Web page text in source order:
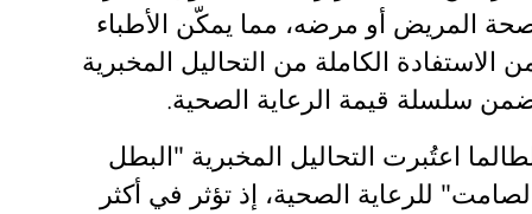
المريض أو مرضه، مما يمكّن الأطباء
الاستفادة الكاملة من التحاليل المخبرية
سلسلة قيمة الرعاية الصحية.
اعتُبرت التحاليل المخبرية "البطل
للرعاية الصحية، إذ تؤثر في أكثر